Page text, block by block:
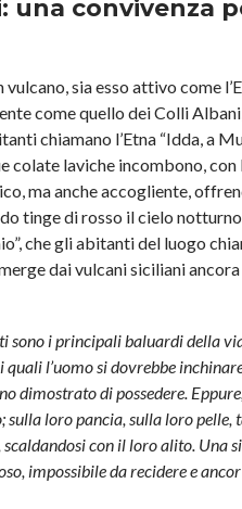
una convivenza
sia esso attivo come
come quello dei Colli
chiamano l’Etna “Idda, a
colate laviche incombono,
ma anche accogliente,
tinge di rosso il cielo
che gli abitanti del luogo
dai vulcani siciliani
sono i principali baluardi della
l’uomo si dovrebbe
dimostrato di possedere.
sulla loro pancia, sulla loro
con il loro alito. Una
impossibile da recidere e